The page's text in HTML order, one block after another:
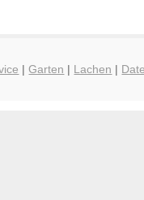
|Garten | Lachen |